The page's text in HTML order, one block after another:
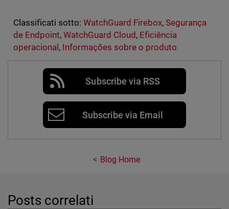
Classificati sotto: WatchGuard Firebox,Segurança
de Endpoint, WatchGuard Cloud, Eficiência
operacional, Informações sobre o produto
Subscribe via RSS
Subscribe via Email
Blog Home
Posts correlati